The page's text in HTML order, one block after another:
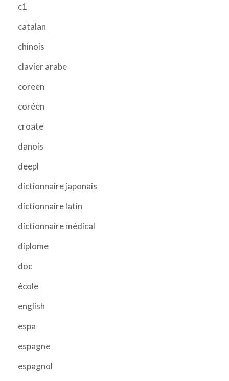
c1
catalan
chinois
clavier arabe
coreen
coréen
croate
danois
deepl
dictionnaire japonais
dictionnaire latin
dictionnaire médical
diplome
doc
école
english
espa
espagne
espagnol